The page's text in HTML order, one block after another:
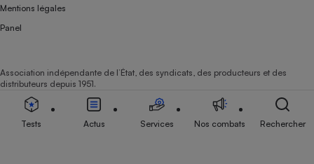
Mentions légales
Panel
Association indépendante de l’État, des syndicats, des producteurs et des
distributeurs depuis 1951.
Tests Actus Services Nos combats Rechercher